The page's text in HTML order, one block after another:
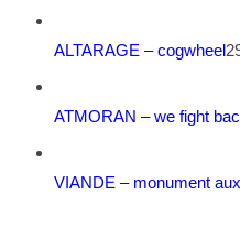
ALTARAGE – cogwheel
ATMORAN – we fight
VIANDE – monument